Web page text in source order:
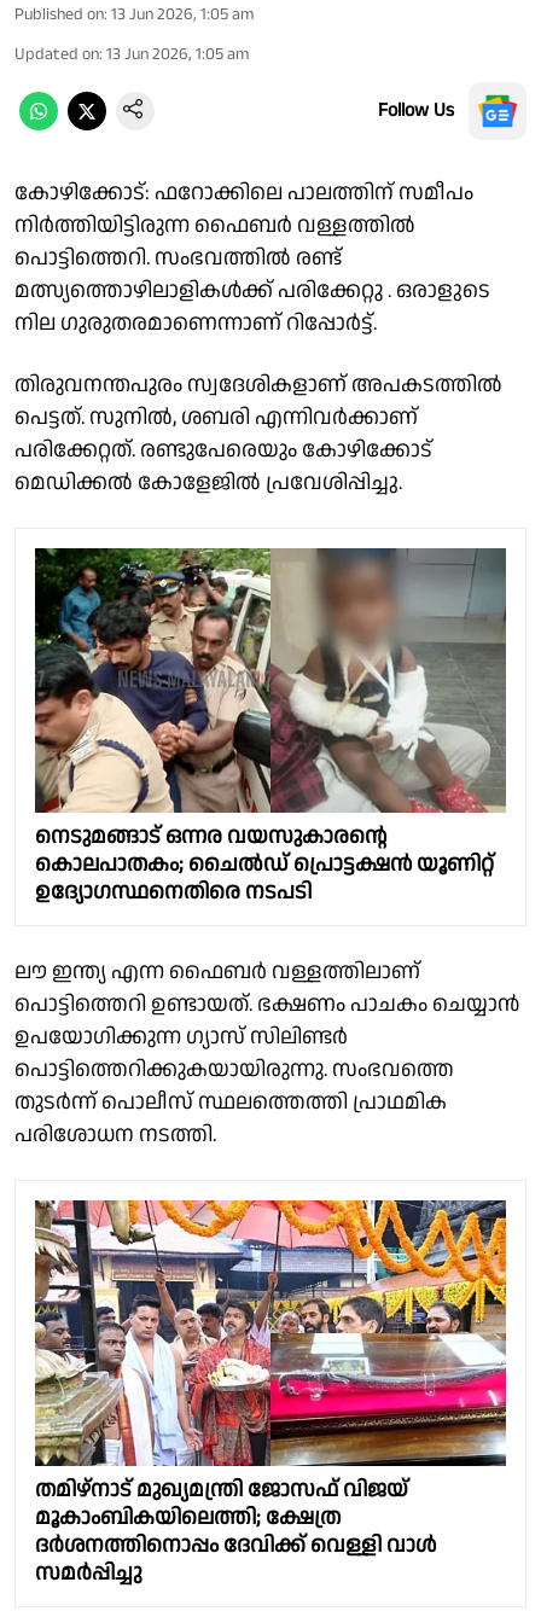
Published on: 13 Jun 2026, 1:05 am
Updated on: 13 Jun 2026, 1:05 am
Follow Us
കോഴിക്കോട്: ഫറോക്കിലെ പാലത്തിന് സമീപം
നിർത്തിയിട്ടിരുന്ന ഫൈബർ വള്ളത്തിൽ
പൊട്ടിത്തെറി. സംഭവത്തിൽ രണ്ട്
മത്സ്യത്തൊഴിലാളികൾക്ക് പരിക്കേറ്റു . ഒരാളുടെ
നില ഗുരുതരമാണെന്നാണ് റിപ്പോർട്ട്.
തിരുവനന്തപുരം സ്വദേശികളാണ് അപകടത്തിൽ
പെട്ടത്. സുനിൽ, ശബരി എന്നിവർക്കാണ്
പരിക്കേറ്റത്. രണ്ടുപേരെയും കോഴിക്കോട്
മെഡിക്കൽ കോളേജിൽ പ്രവേശിപ്പിച്ചു.
നെടുമങ്ങാട് ഒന്നര വയസുകാരൻ്റെ
കൊലപാതകം; ചൈൽഡ് പ്രൊട്ടക്ഷൻ യൂണിറ്റ്
ഉദ്യോഗസ്ഥനെതിരെ നടപടി
ലൗ ഇന്ത്യ എന്ന ഫൈബർ വള്ളത്തിലാണ്
പൊട്ടിത്തെറി ഉണ്ടായത്. ഭക്ഷണം പാചകം ചെയ്യാൻ
ഉപയോഗിക്കുന്ന ഗ്യാസ് സിലിണ്ടർ
പൊട്ടിത്തെറിക്കുകയായിരുന്നു. സംഭവത്തെ
തുടർന്ന് പൊലീസ് സ്ഥലത്തെത്തി പ്രാഥമിക
പരിശോധന നടത്തി.
തമിഴ്നാട് മുഖ്യമന്ത്രി ജോസഫ് വിജയ്
മൂകാംബികയിലെത്തി; ക്ഷേത്ര
ദർശനത്തിനൊപ്പം ദേവിക്ക് വെള്ളി വാൾ
സമർപ്പിച്ചു